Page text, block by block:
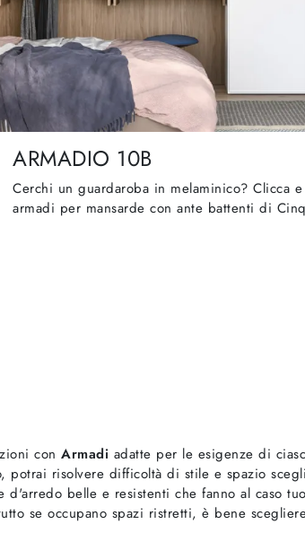
ARMADIO 10B
Cerchi un guardaroba in melaminico? Clicca
armadi per mansarde con ante battenti di
con Armadi adatte per le esigenze di
potrai risolvere difficoltà di stile e spazio
belle e resistenti che fanno al caso
se occupano spazi ristretti, è bene